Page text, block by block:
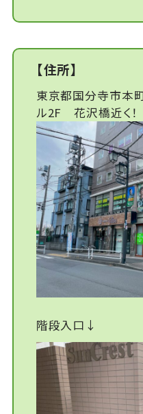
【住所】
東京都国分寺市本
ル2F 花沢橋近く！
階段入口↓